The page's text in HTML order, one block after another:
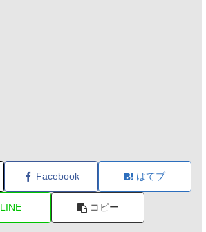
Facebook はてブ
LINE コピー